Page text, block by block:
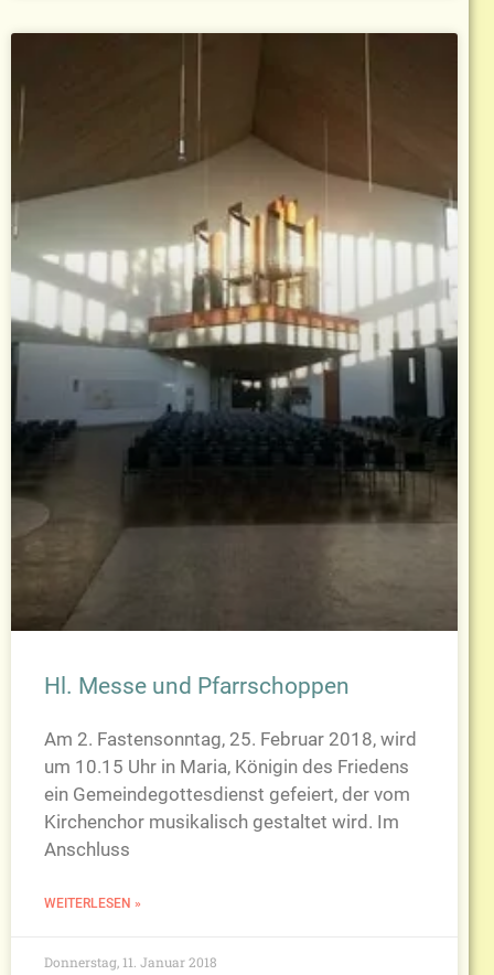
Hl. Messe und Pfarrschoppen
Am 2. Fastensonntag, 25. Februar 2018, wird
um 10.15 Uhr in Maria, Königin des Friedens
ein Gemeindegottesdienst gefeiert, der vom
Kirchenchor musikalisch gestaltet wird. Im
Anschluss
WEITERLESEN »
Donnerstag, 11. Januar 2018